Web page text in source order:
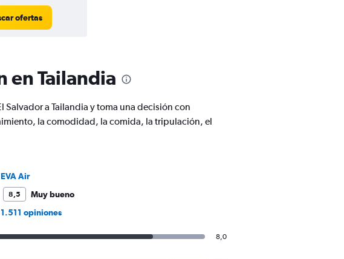
ofertas
en Tailandia
Salvador a Tailandia y toma una decisión con
la comodidad, la comida, la tripulación, el
EVA Air
8,5
Muy bueno
1.511 opiniones
8,0